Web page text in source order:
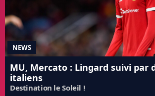
NEWS
MU, Mercato : Lingard suivi par
italiens
Destination le Soleil !